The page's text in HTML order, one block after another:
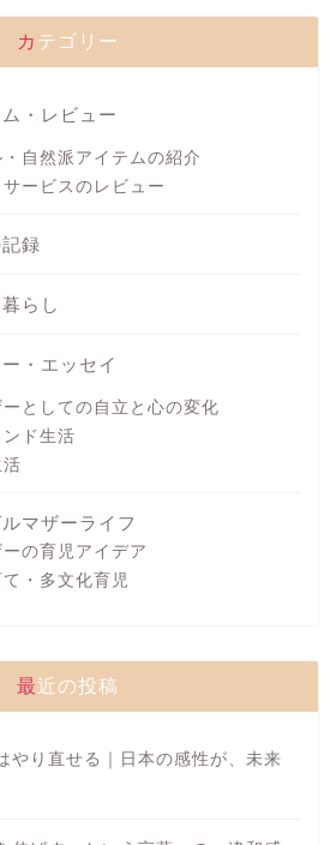
カテゴリー
・レビュー
自然派アイテムの紹介
ービスのレビュー
録
らし
・エッセイ
としての自立と心の変化
ド生活
マザーライフ
の育児アイデア
・多文化育児
最近の投稿
やり直せる｜日本の感性が、未来